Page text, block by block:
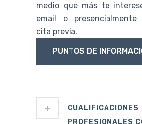
medio que más te
email o presencialmente
cita previa.
PUNTOS DE
CUALIFICACIONES
PROFESIONALES